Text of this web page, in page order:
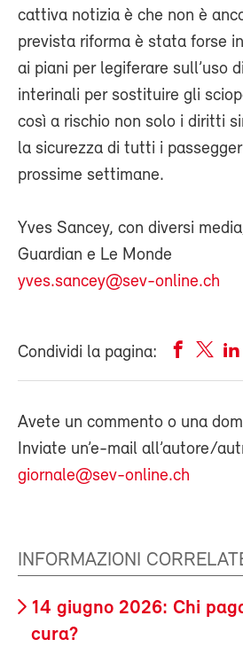
cattiva notizia è che non è
prevista riforma è stata forse
ai piani per legiferare sull’uso
interinali per sostituire gli
così a rischio non solo i diritti
la sicurezza di tutti i
prossime settimane.
Yves Sancey, con diversi
Guardian e Le Monde
yves.sancey@sev-online.ch
Condividi la pagina:
Avete un commento o una
Inviate un’e-mail all’autore/
giornale@sev-online.ch
INFORMAZIONI
14 giugno 2026: Chi
cura?